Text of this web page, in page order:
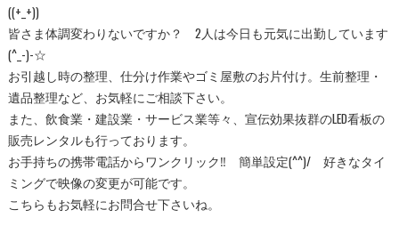
((+_+))
皆さま体調変わりないですか？ 2人は今日も元気に出勤しています
(^_-)-☆
お引越し時の整理、仕分け作業やゴミ屋敷のお片付け。生前整理・
遺品整理など、お気軽にご相談下さい。
また、飲食業・建設業・サービス業等々、宣伝効果抜群のLED看板の
販売レンタルも行っております。
お手持ちの携帯電話からワンクリック‼ 簡単設定(^^)/ 好きなタイ
ミングで映像の変更が可能です。
こちらもお気軽にお問合せ下さいね。